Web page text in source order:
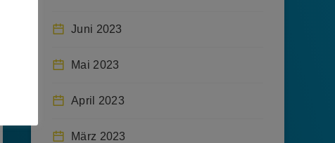
Juni 2023
Mai 2023
April 2023
März 2023